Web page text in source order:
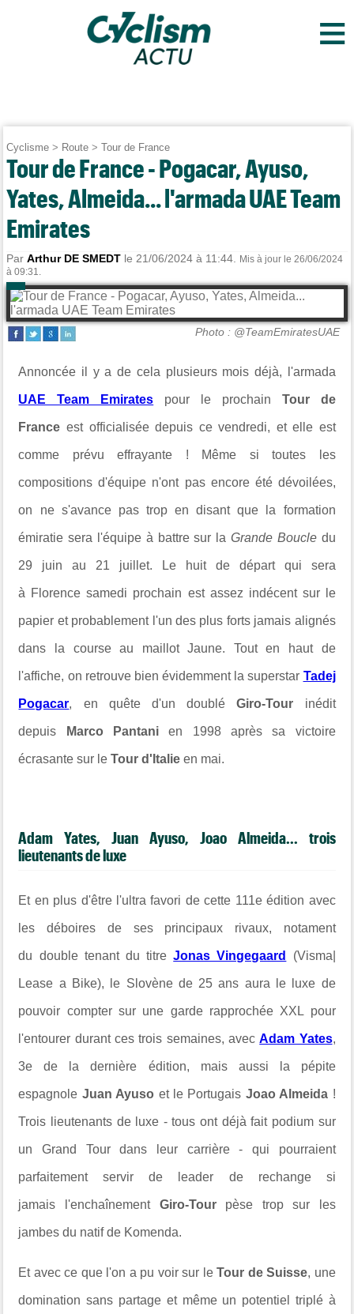
≡
Cyclisme > Route >Tour de France
Tour de France - Pogacar, Ayuso,
Yates, Almeida... l'armada UAE Team
Emirates
ParArthur DE SMEDT le 21/06/2024 à 11:44.
Mis à jour le 26/06/2024
à 09:31.
Photo : @TeamEmiratesUAE
Annoncée il y a de cela plusieurs mois déjà, l'armada
UAE Team Emirates pour le prochain Tour de
France est officialisée depuis ce vendredi, et elle est
comme prévu effrayante ! Même si toutes les
compositions d'équipe n'ont pas encore été dévoilées,
on ne s'avance pas trop en disant que la formation
émiratie sera l'équipe à battre sur la Grande Boucledu
29 juin au 21 juillet. Le huit de départ qui sera
à Florence samedi prochain est assez indécent sur le
papier et probablement l'un des plus forts jamais alignés
dans la course au maillot Jaune. Tout en haut de
l'affiche, on retrouve bien évidemment la superstar Tadej
Pogacar, en quête d'undoubléGiro-Tour inédit
depuis Marco Pantanien 1998 après sa victoire
écrasante sur leTour d'Italieen mai.
Adam Yates,Juan Ayuso, Joao Almeida... trois
lieutenants de luxe
Et en plus d'être l'ultra favori de cette 111e édition avec
les déboires de ses principaux rivaux, notament
du double tenant du titreJonas Vingegaard (Visma|
Lease a Bike), le Slovène de 25 ans aura le luxe de
pouvoir compter sur une garde rapprochée XXL pour
l'entourer durant ces trois semaines, avecAdam Yates,
3e de la dernière édition, mais aussi la pépite
espagnole Juan Ayuso et le Portugais Joao Almeida !
Trois lieutenants de luxe - tous ont déjà fait podium sur
un Grand Tour dans leur carrière - qui pourraient
parfaitement servir de leader de rechange si
jamais l'enchaînement Giro-Tourpèse trop sur les
jambes du natif de Komenda.
Et avec ce que l'on a pu voir sur leTour de Suisse, une
domination sans partage et même un potentiel triplé à